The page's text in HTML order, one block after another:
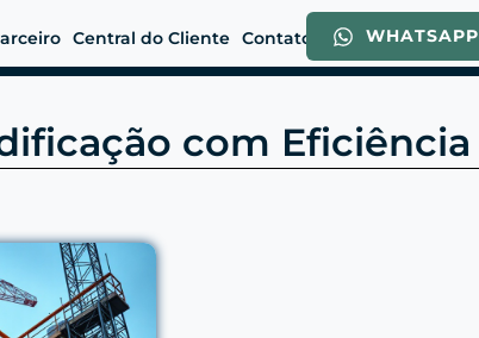
Central do Cliente Contato WHATSAPP
com Eficiência